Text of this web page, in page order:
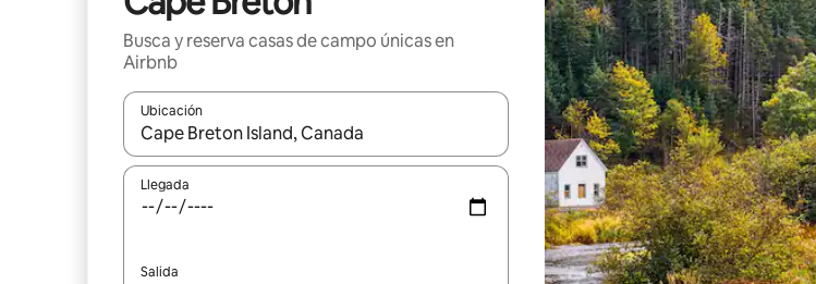
Busca y reserva casas de campo únicas en
Airbnb
Ubicación
Cuando los resultados estén disponibles, navega con las teclas de flecha hacia arriba y hacia
Llegada
Salida